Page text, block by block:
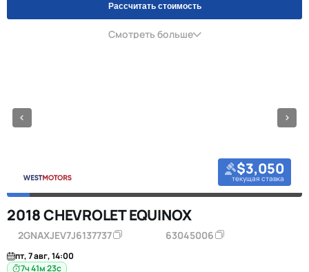
Рассчитать стоимость
Смотреть больше
$3,050
текущая ставка
2018 CHEVROLET EQUINOX
2GNAXJEV7J6137737 63045006
пт, 7 авг, 14:00
7ч 41м 23с